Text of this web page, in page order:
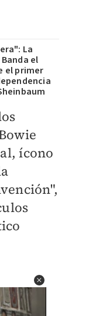
La
el
el primer
ícono